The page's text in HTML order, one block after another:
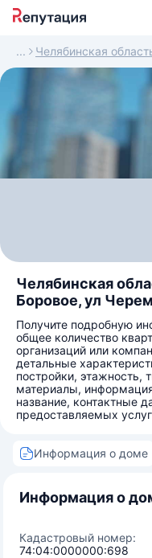
Челябинская
Челябинская
Боровое, ул
Получите подробную
общее количество
организаций или
детальные
постройки, этажность,
материалы,
название, контактные
предоставляемых услуг
Информация о доме
Информация о
Кадастровый номер:
74:04:0000000:698